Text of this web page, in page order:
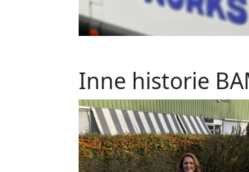
Inne historie